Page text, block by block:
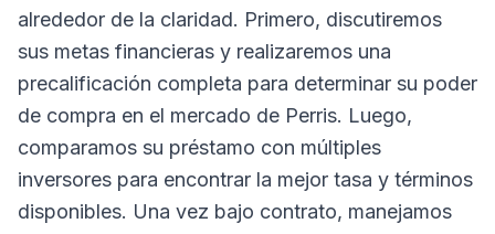
alrededor de la claridad. Primero, discutiremos
sus metas financieras y realizaremos una
precalificación completa para determinar su poder
de compra en el mercado de Perris. Luego,
comparamos su préstamo con múltiples
inversores para encontrar la mejor tasa y términos
disponibles. Una vez bajo contrato, manejamos